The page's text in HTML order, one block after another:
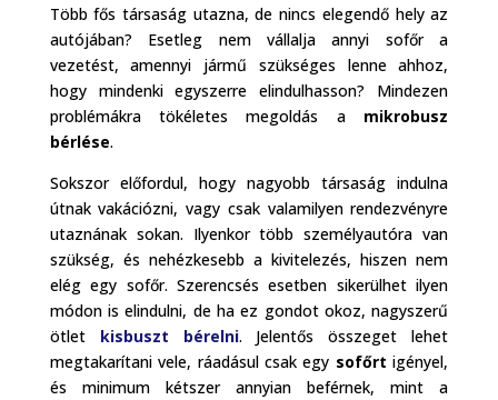
Több fős társaság utazna, de nincs elegendő hely az
autójában? Esetleg nem vállalja annyi sofőr a
vezetést, amennyi jármű szükséges lenne ahhoz,
hogy mindenki egyszerre elindulhasson? Mindezen
problémákra tökéletes megoldás a mikrobusz
bérlése.
Sokszor előfordul, hogy nagyobb társaság indulna
útnak vakációzni, vagy csak valamilyen rendezvényre
utaznának sokan. Ilyenkor több személyautóra van
szükség, és nehézkesebb a kivitelezés, hiszen nem
elég egy sofőr. Szerencsés esetben sikerülhet ilyen
módon is elindulni, de ha ez gondot okoz, nagyszerű
ötlet kisbuszt bérelni. Jelentős összeget lehet
megtakarítani vele, ráadásul csak egy sofőrt igényel,
és minimum kétszer annyian beférnek, mint a